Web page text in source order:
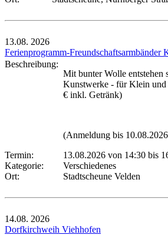
13.08. 2026
Ferienprogramm-Freundschaftsarmbänder
Beschreibung:
Mit bunter Wolle entstehen
Kunstwerke - für Klein und
€ inkl. Getränk)
(Anmeldung bis
Termin:
13.08.2026 von 14:30 bis
Kategorie:
Verschiedenes
Ort:
Stadtscheune Velden
14.08. 2026
Dorfkirchweih Viehhofen